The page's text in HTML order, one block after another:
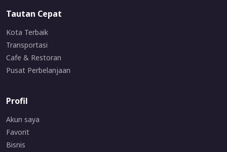
Tautan Cepat
Kota Terbaik
Transportasi
Cafe & Restoran
Pusat Perbelanjaan
Profil
Akun saya
Favorit
Bisnis